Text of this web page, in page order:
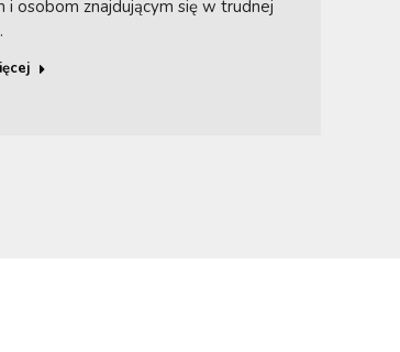
i osobom znajdującym się w trudnej